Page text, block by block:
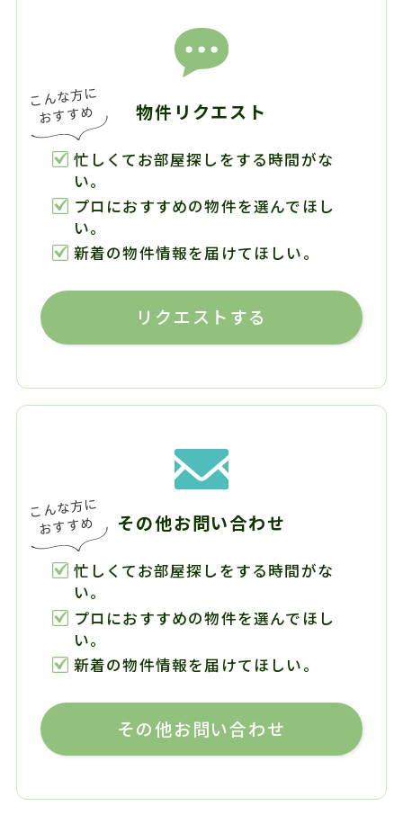
物件リクエスト
忙しくてお部屋探しをする時間がな
い。
プロにおすすめの物件を選んでほし
い。
新着の物件情報を届けてほしい。
リクエストする
その他お問い合わせ
忙しくてお部屋探しをする時間がな
い。
プロにおすすめの物件を選んでほし
い。
新着の物件情報を届けてほしい。
その他お問い合わせ